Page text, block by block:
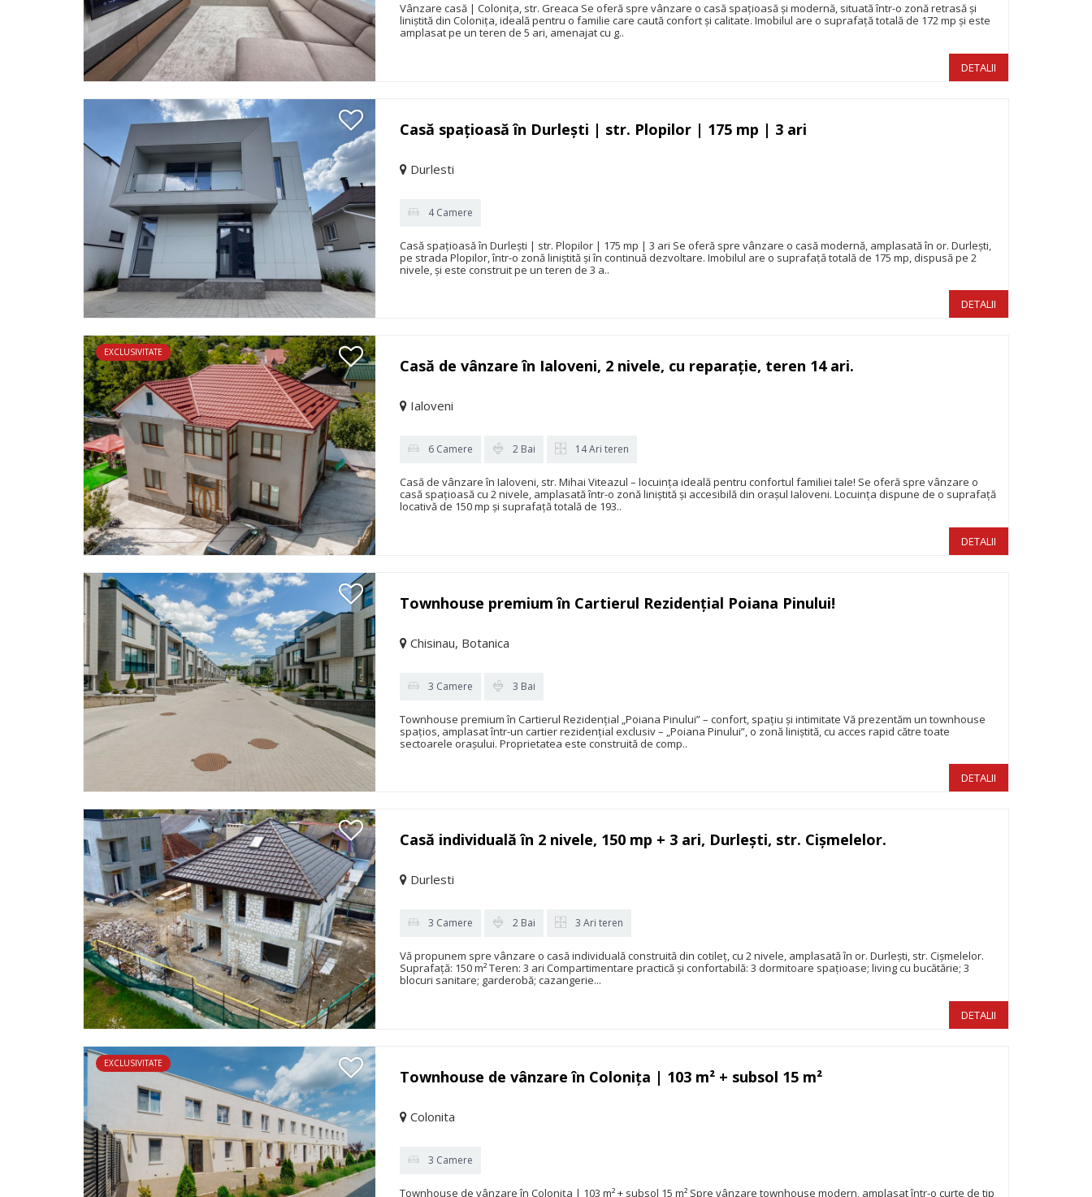
Vânzare casă | Colonița, str. Greaca Se oferă spre vânzare o casă spațioasă și modernă, situată într-o zonă retrasă și
liniștită din Colonița, ideală pentru o familie care caută confort și calitate. Imobilul are o suprafață totală de 172 mp și este
amplasat pe un teren de 5 ari, amenajat cu g..
DETALII
Casă spațioasă în Durlești | str. Plopilor | 175 mp | 3 ari
Durlesti
4 Camere
Casă spațioasă în Durlești | str. Plopilor | 175 mp | 3 ari Se oferă spre vânzare o casă modernă, amplasată în or. Durlești,
pe strada Plopilor, într-o zonă liniștită și în continuă dezvoltare. Imobilul are o suprafață totală de 175 mp, dispusă pe 2
nivele, și este construit pe un teren de 3 a..
DETALII
EXCLUSIVITATE
Casă de vânzare în Ialoveni, 2 nivele, cu reparație, teren 14 ari.
Ialoveni
6 Camere 2 Bai 14 Ari teren
Casă de vânzare în Ialoveni, str. Mihai Viteazul – locuința ideală pentru confortul familiei tale! Se oferă spre vânzare o
casă spațioasă cu 2 nivele, amplasată într-o zonă liniștită și accesibilă din orașul Ialoveni. Locuința dispune de o suprafață
locativă de 150 mp și suprafață totală de 193..
DETALII
Townhouse premium în Cartierul Rezidențial Poiana Pinului!
Chisinau, Botanica
3 Camere 3 Bai
Townhouse premium în Cartierul Rezidențial „Poiana Pinului” – confort, spațiu și intimitate Vă prezentăm un townhouse
spațios, amplasat într-un cartier rezidențial exclusiv – „Poiana Pinului”, o zonă liniștită, cu acces rapid către toate
sectoarele orașului. Proprietatea este construită de comp..
DETALII
Casă individuală în 2 nivele, 150 mp + 3 ari, Durlești, str. Cișmelelor.
Durlesti
3 Camere 2 Bai 3 Ari teren
Vă propunem spre vânzare o casă individuală construită din cotileț, cu 2 nivele, amplasată în or. Durlești, str. Cișmelelor.
Suprafață: 150 m² Teren: 3 ari Compartimentare practică și confortabilă: 3 dormitoare spațioase; living cu bucătărie; 3
blocuri sanitare; garderobă; cazangerie...
DETALII
EXCLUSIVITATE
Townhouse de vânzare în Colonița | 103 m² + subsol 15 m²
Colonita
3 Camere
Townhouse de vânzare în Colonița | 103 m² + subsol 15 m² Spre vânzare townhouse modern, amplasat într-o curte de tip